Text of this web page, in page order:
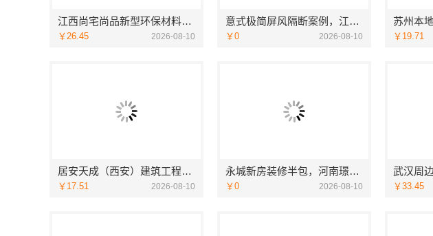
江西尚宅尚品新型环保材料有限公司专注江西家装奶油风设计
￥26.45 2026-08-10
意式极简屏风隔断案例，江苏东钢金属家居有限公司
￥0 2026-08-10 ￥19.71
居安天成（西安）建筑工程有限责任公司西安专业装修平层免费量房
￥17.51 2026-08-10
永城新房装修半包，河南璟臻环保建材有限公司省心选择
￥0 2026-08-10 ￥33.45